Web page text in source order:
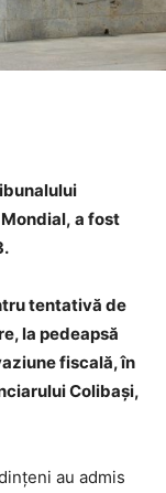
a fost
tentativă de
la pedeapsă
fiscală, în
Colibași,
au admis